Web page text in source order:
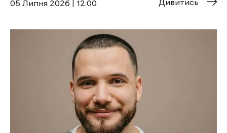
05 Липня 2026 | 12:00 Дивитись